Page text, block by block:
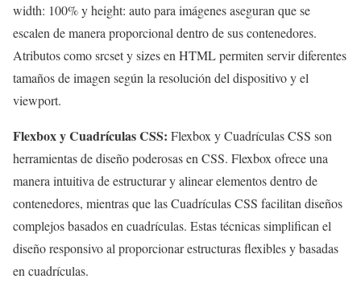
width: 100% y height: auto para imágenes aseguran que se
escalen de manera proporcional dentro de sus contenedores.
Atributos como srcset y sizes en HTML permiten servir diferentes
tamaños de imagen según la resolución del dispositivo y el
viewport.
Flexbox y Cuadrículas CSS: Flexbox y Cuadrículas CSS son
herramientas de diseño poderosas en CSS. Flexbox ofrece una
manera intuitiva de estructurar y alinear elementos dentro de
contenedores, mientras que las Cuadrículas CSS facilitan diseños
complejos basados en cuadrículas. Estas técnicas simplifican el
diseño responsivo al proporcionar estructuras flexibles y basadas
en cuadrículas.